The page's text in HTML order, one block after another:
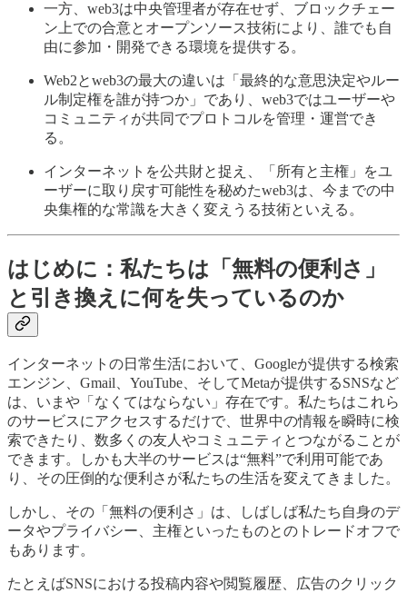
一方、web3は中央管理者が存在せず、ブロックチェー
ン上での合意とオープンソース技術により、誰でも自
由に参加・開発できる環境を提供する。
Web2とweb3の最大の違いは「最終的な意思決定やルー
ル制定権を誰が持つか」であり、web3ではユーザーや
コミュニティが共同でプロトコルを管理・運営でき
る。
インターネットを公共財と捉え、「所有と主権」をユ
ーザーに取り戻す可能性を秘めたweb3は、今までの中
央集権的な常識を大きく変えうる技術といえる。
はじめに：私たちは「無料の便利さ」
と引き換えに何を失っているのか
インターネットの日常生活において、Googleが提供する検索
エンジン、Gmail、YouTube、そしてMetaが提供するSNSなど
は、いまや「なくてはならない」存在です。私たちはこれら
のサービスにアクセスするだけで、世界中の情報を瞬時に検
索できたり、数多くの友人やコミュニティとつながることが
できます。しかも大半のサービスは“無料”で利用可能であ
り、その圧倒的な便利さが私たちの生活を変えてきました。
しかし、その「無料の便利さ」は、しばしば私たち自身のデ
ータやプライバシー、主権といったものとのトレードオフで
もあります。
たとえばSNSにおける投稿内容や閲覧履歴、広告のクリック